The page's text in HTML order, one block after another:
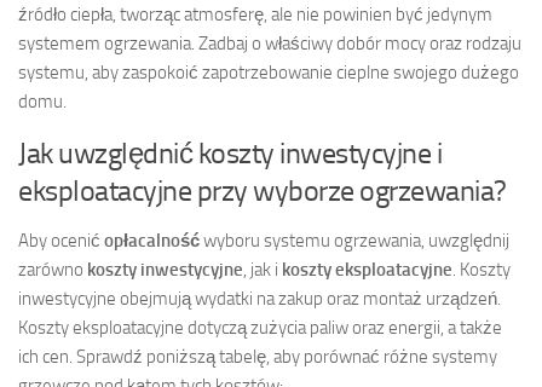
źródło ciepła, tworząc atmosferę, ale nie powinien być jedynym
systemem ogrzewania. Zadbaj o właściwy dobór mocy oraz rodzaju
systemu, aby zaspokoić zapotrzebowanie cieplne swojego dużego
domu.
Jak uwzględnić koszty inwestycyjne i
eksploatacyjne przy wyborze ogrzewania?
Aby ocenić opłacalnośćwyboru systemu ogrzewania, uwzględnij
zarówno koszty inwestycyjne , jak i koszty eksploatacyjne . Koszty
inwestycyjne obejmują wydatki na zakup oraz montaż urządzeń.
Koszty eksploatacyjne dotyczą zużycia paliw oraz energii, a także
ich cen. Sprawdź poniższą tabelę, aby porównać różne systemy